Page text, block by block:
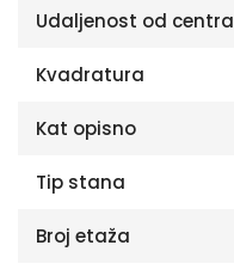
Udaljenost od centra
Kvadratura
Kat opisno
Tip stana
Broj etaža